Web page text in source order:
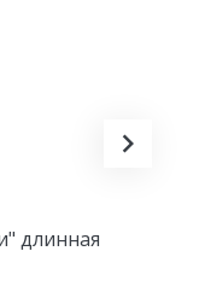
длинная